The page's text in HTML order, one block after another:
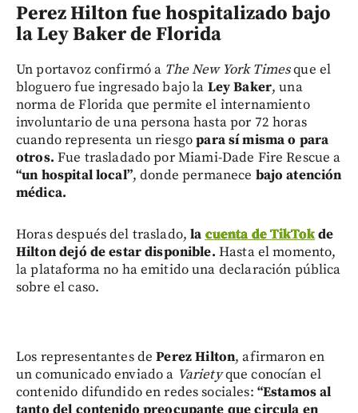
Perez Hilton fue hospitalizado bajo
la Ley Baker de Florida
Un portavoz confirmó a The New York Timesque el
bloguero fue ingresado bajo la Ley Baker, una
norma de Florida que permite el internamiento
involuntario de una persona hasta por 72 horas
cuando representa un riesgopara sí misma o para
otros. Fue trasladado por Miami-Dade Fire Rescue a
“un hospital local”, donde permanece bajo atención
médica.
Horas después del traslado,la cuenta de TikTokde
Hilton dejó de estar disponible. Hasta el momento,
la plataforma no ha emitido una declaración pública
sobre el caso.
Los representantes dePerez Hilton, afirmaron en
un comunicado enviado a Varietyque conocían el
contenido difundido en redes sociales: “Estamos al